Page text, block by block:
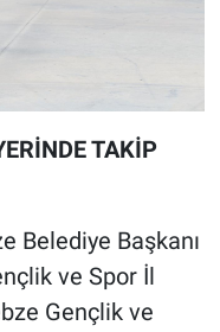
TAKİP
Belediye Başkanı
ve Spor İl
Gençlik ve